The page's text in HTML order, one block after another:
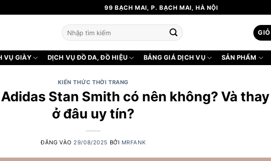
99 BẠCH MAI, P. BẠCH MAI, HÀ NỘI
Tìm
kiếm:
VỤ GIÀY DỊCH VỤ ĐỒ DA, ĐỒ HIỆU BẢNG GIÁ DỊCH VỤ SẢN PHẨM
KIẾN THỨC THỜI TRANG
Stan Smith có nên không? Và thay
ở đâu uy tín?
ĐĂNG VÀO 29/08/2025 BỞI MRFANK